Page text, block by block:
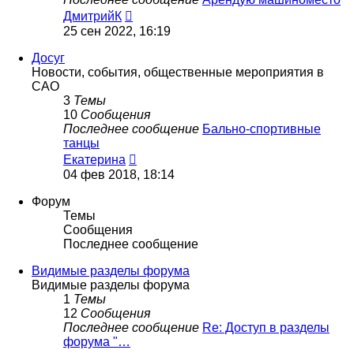
ДмитрийК
последнему
25 сен 2022, 16:19
Досуг
Новости, события, общественные мероприятия в
САО
3 Темы
10 Сообщения
Последнее сообщение Бально-спортивные
танцы
Екатерина
последнему
04 фев 2018, 18:14
Форум
Темы
Сообщения
Последнее сообщение
Видимые разделы форума
Видимые разделы форума
1 Темы
12 Сообщения
Последнее сообщение Re: Доступ в разделы
форума "…